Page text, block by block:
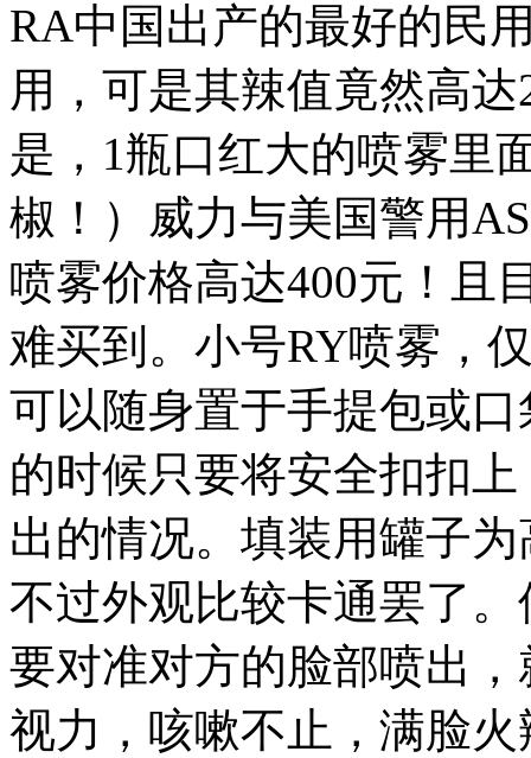
RA中国出产的最好的民
用，可是其辣值竟然高
是，1瓶口红大的喷雾里
椒！）威力与美国警用
喷雾价格高达400元！且
难买到。小号RY喷雾，
可以随身置于手提包或
的时候只要将安全扣扣
出的情况。填装用罐子
不过外观比较卡通罢了
要对准对方的脸部喷出
视力，咳嗽不止，满脸